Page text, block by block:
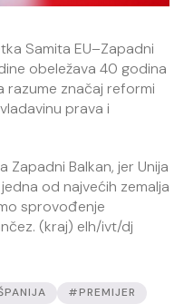
Samita EU–Zapadni
obeležava 40 godina
razume značaj reformi
prava i
Zapadni Balkan, jer Unija
od najvećih zemalja
sprovođenje
(kraj) elh/ivt/dj
#PREMIJER